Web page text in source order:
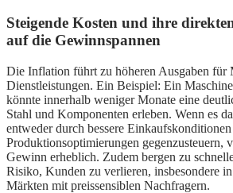
Steigende Kosten und ihre
auf die Gewinnspannen
Die Inflation führt zu höheren Ausgaben für
Dienstleistungen. Ein Beispiel: Ein
könnte innerhalb weniger Monate eine
Stahl und Komponenten erleben. Wenn es
entweder durch bessere
Produktionsoptimierungen gegenzusteuern,
Gewinn erheblich. Zudem bergen zu
Risiko, Kunden zu verlieren, insbesondere
Märkten mit preissensiblen Nachfragern.